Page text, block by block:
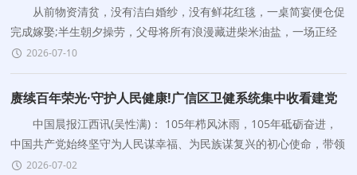
爸妈补办一场迟到的浪漫婚礼
从前物资清贫，没有洁白婚纱，没有鲜花红毯，一桌简宴便仓促
完成嫁娶;半生朝夕操劳，父母将所有浪漫藏进柴米油盐，一场正经
隆重的婚礼，成了埋藏心底数十年的遗憾。 “时光
2026-07-10
赓续百年荣光·守护人民健康!广信区卫健系统集中收看建党
105周年大会直播
中国晨报江西讯(吴性满)： 105年栉风沐雨，105年砥砺奋进，
中国共产党始终坚守为人民谋幸福、为民族谋复兴的初心使命，带领
全国人民攻坚克难、逐光前行，书写了波澜壮阔
2026-07-02